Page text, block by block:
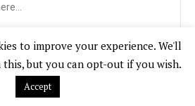
to improve your experience. We'll
this, but you can opt-out if you wish.
Accept